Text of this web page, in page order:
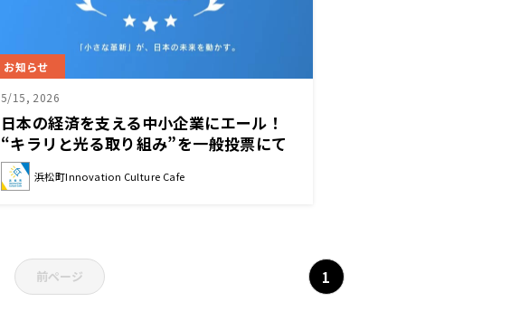
お知らせ
5/15, 2026
日本の経済を支える中小企業にエール！
“キラリと光る取り組み”を一般投票にて
募集 「中小企業Business & Innovation
AWARD2026」今秋開催
浜松町Innovation Culture Cafe
前ページ 1